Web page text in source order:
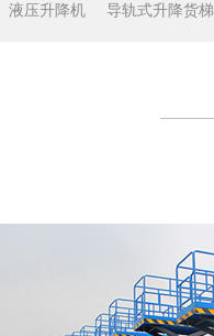
液压升降机 导轨式升降货梯